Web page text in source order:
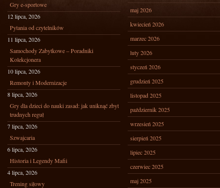
Gry e-sportowe
12 lipca, 2026
Pytania od czytelników
11 lipca, 2026
Samochody Zabytkowe – Poradniki
Kolekcjonera
10 lipca, 2026
Remonty i Modernizacje
8 lipca, 2026
Gry dla dzieci do nauki zasad: jak uniknąć zbyt
trudnych reguł
7 lipca, 2026
Szwajcaria
6 lipca, 2026
Historia i Legendy Mafii
4 lipca, 2026
Trening siłowy
maj 2026
kwiecień 2026
marzec 2026
luty 2026
styczeń 2026
grudzień 2025
listopad 2025
październik 2025
wrzesień 2025
sierpień 2025
lipiec 2025
czerwiec 2025
maj 2025